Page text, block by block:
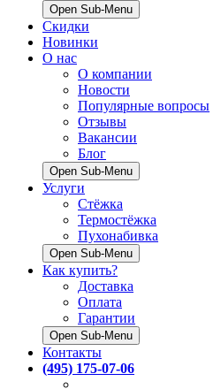
Open Sub-Menu
Скидки
Новинки
О нас
О компании
Новости
Популярные вопросы
Отзывы
Вакансии
Блог
Open Sub-Menu
Услуги
Стёжка
Термостёжка
Пухонабивка
Open Sub-Menu
Как купить?
Доставка
Оплата
Гарантии
Open Sub-Menu
Контакты
(495) 175-07-06